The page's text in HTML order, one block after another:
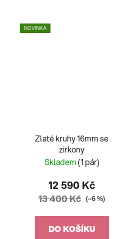
NOVINKA
Zlaté kruhy 16mm se
zirkony
Skladem(1 pár)
12 590 Kč
13 400 Kč (–6 %)
DO KOŠÍKU